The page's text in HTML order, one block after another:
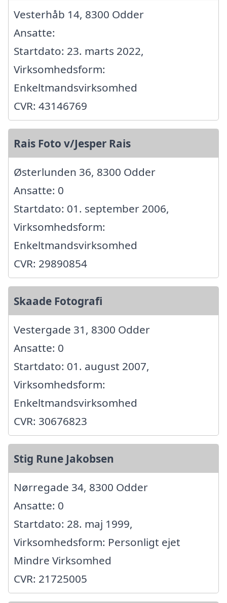
Vesterhåb 14, 8300 Odder
Ansatte:
Startdato: 23. marts 2022,
Virksomhedsform:
Enkeltmandsvirksomhed
CVR: 43146769
Rais Foto v/Jesper Rais
Østerlunden 36, 8300 Odder
Ansatte: 0
Startdato: 01. september 2006,
Virksomhedsform:
Enkeltmandsvirksomhed
CVR: 29890854
Skaade Fotografi
Vestergade 31, 8300 Odder
Ansatte: 0
Startdato: 01. august 2007,
Virksomhedsform:
Enkeltmandsvirksomhed
CVR: 30676823
Stig Rune Jakobsen
Nørregade 34, 8300 Odder
Ansatte: 0
Startdato: 28. maj 1999,
Virksomhedsform: Personligt ejet
Mindre Virksomhed
CVR: 21725005